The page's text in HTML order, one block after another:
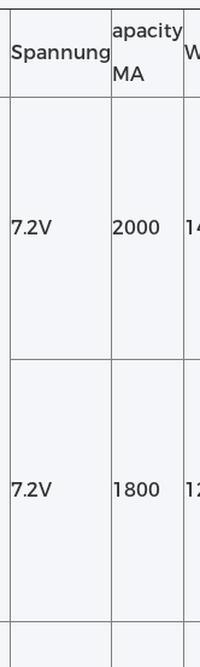
Spannung
apacity
MA
7.2V 2000
7.2V 1800